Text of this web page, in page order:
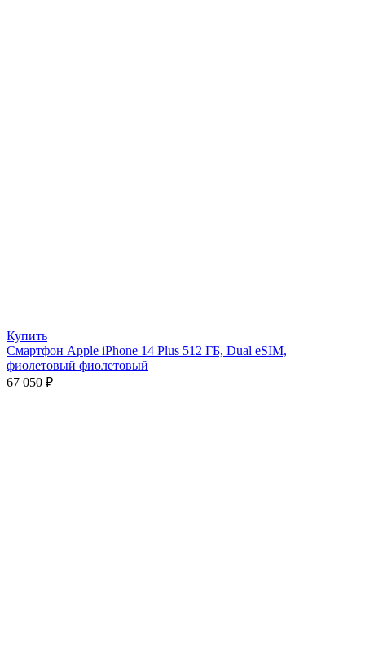
Купить
Смартфон Apple iPhone 14 Plus 512 ГБ, Dual eSIM,
фиолетовый фиолетовый
67 050 ₽